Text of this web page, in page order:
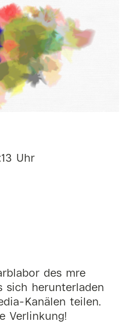
Uhr
des mre
sich herunterladen
Kanälen teilen.
Verlinkung!